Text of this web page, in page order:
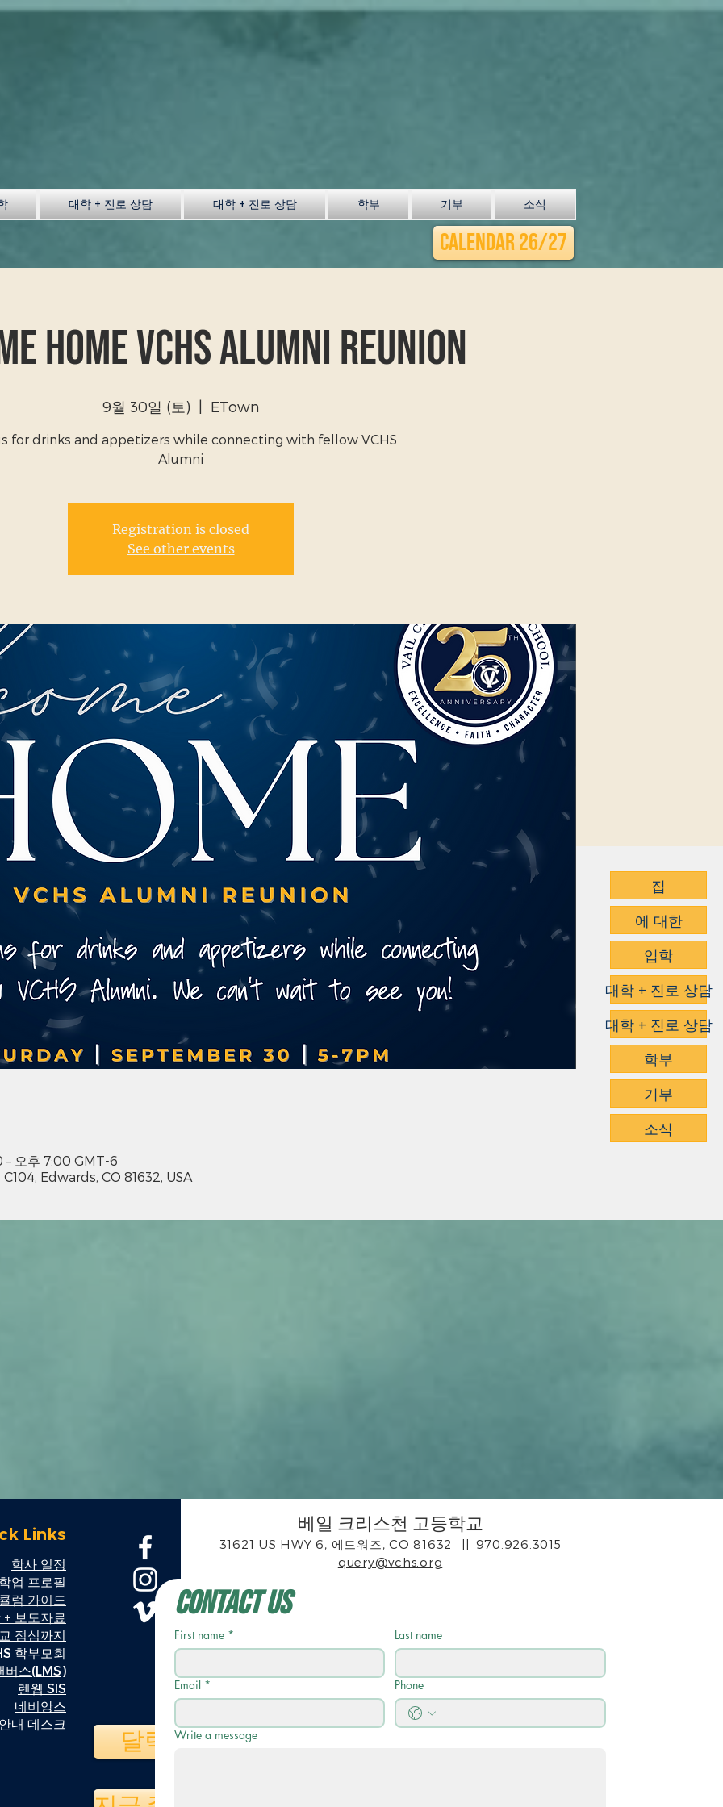
대학 + 진로 상담 대학 + 진로 상담 학부 기부 소식
Calendar 26/27
집
에 대한
입학
대학 + 진로 상담
대학 + 진로 상담
학부
기부
소식
Home VCHS Alumni Reunion
9월 30일 (토) ETown
for drinks and appetizers while connecting with fellow VCHS
Alumni
Registration is closed
See other events
오후 7:00 GMT-6
Edwards, CO 81632, USA
Links
학사 일정
업 프로필
럼 가이드
보도자료
점심까지
학부모회
버스(LMS)
렌웹 SIS
네비앙스
내 데스크
달력
베일 크리스천 고등학교
31621 US HWY 6, 에드워즈, CO 81632 || 970.926.3015
query@vchs.org
Contact Us
First name * Last name
Email * Phone
Write a message